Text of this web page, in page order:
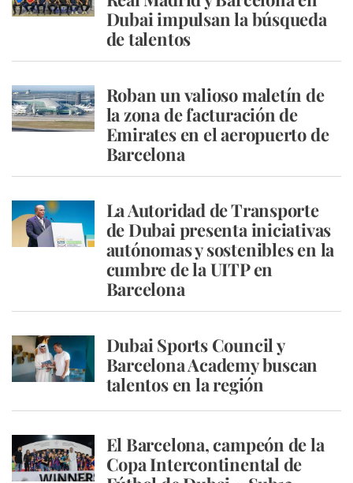
Dubai impulsan la búsqueda
de talentos
Roban un valioso maletín de
la zona de facturación de
Emirates en el aeropuerto de
Barcelona
La Autoridad de Transporte
de Dubai presenta iniciativas
autónomas y sostenibles en la
cumbre de la UITP en
Barcelona
Dubai Sports Council y
Barcelona Academy buscan
talentos en la región
El Barcelona, campeón de la
Copa Intercontinental de